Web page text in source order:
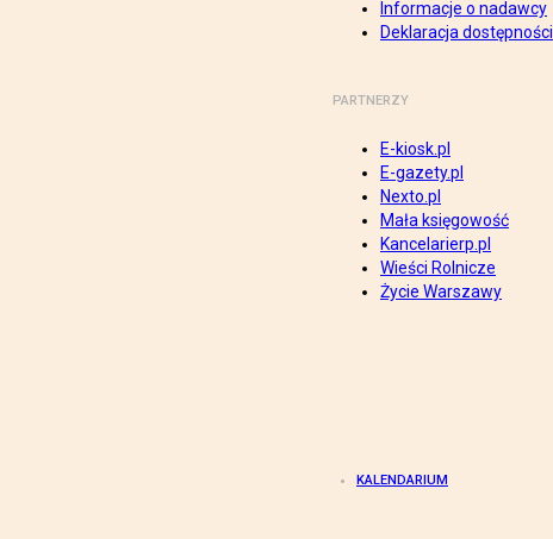
Informacje o nadawcy
Deklaracja dostępności
PARTNERZY
E-kiosk.pl
E-gazety.pl
Nexto.pl
Mała księgowość
Kancelarierp.pl
Wieści Rolnicze
Życie Warszawy
KALENDARIUM